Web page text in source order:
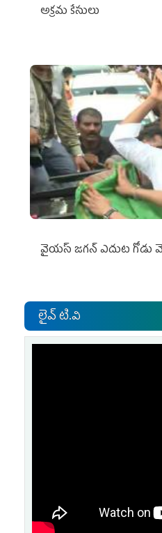
అక్రమ కేసులు
వైయ‌స్‌ జగన్ ఎదుట గోడు
లైవ్ టి.వి